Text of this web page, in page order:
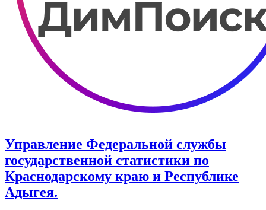
Управление Федеральной службы
государственной статистики по
Краснодарскому краю и Республике
Адыгея.